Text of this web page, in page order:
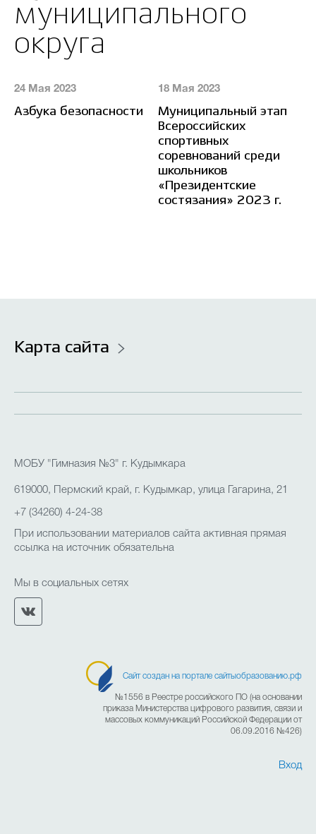
муниципального
округа
24 Мая 2023
Азбука безопасности
18 Мая 2023
Муниципальный этап
Всероссийских
спортивных
соревнований среди
школьников
«Президентские
состязания» 2023 г.
Карта сайта
МОБУ "Гимназия №3" г. Кудымкара
619000, Пермский край, г. Кудымкар, улица Гагарина, 21
+7 (34260) 4-24-38
При использовании материалов сайта активная прямая
ссылка на источник обязательна
Мы в социальных сетях
Сайт создан на портале сайтыобразованию.рф
№1556 в Реестре российского ПО (на основании
приказа Министерства цифрового развития, связи и
массовых коммуникаций Российской Федерации от
06.09.2016 №426)
Вход